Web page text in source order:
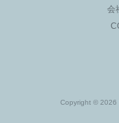
会
Copyright © 2026